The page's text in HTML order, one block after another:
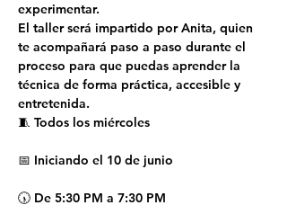
experimentar.
El taller será impartido por Anita, quien
te acompañará paso a paso durante el
proceso para que puedas aprender la
técnica de forma práctica, accesible y
entretenida.
🧵 Todos los miércoles
📅 Iniciando el 10 de junio
🕠 De 5:30 PM a 7:30 PM